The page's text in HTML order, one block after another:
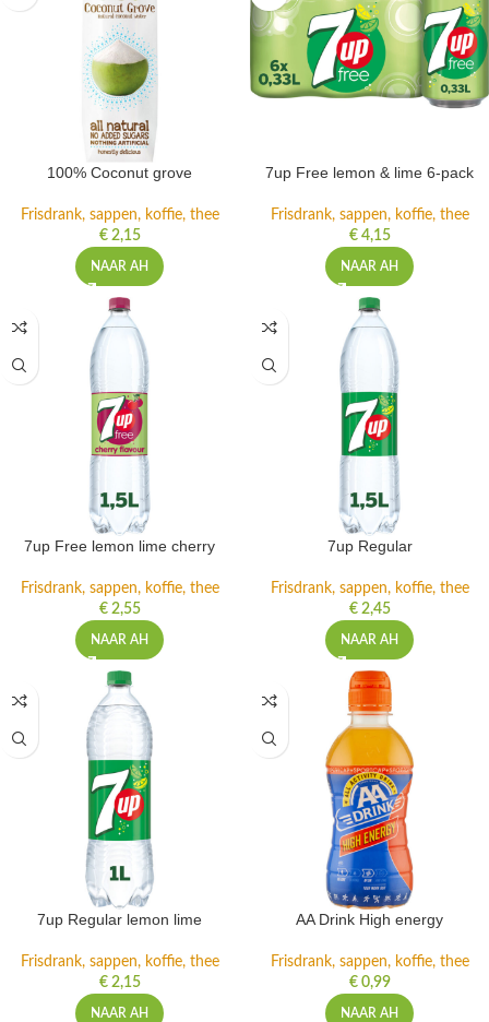
100% Coconut grove
Frisdrank, sappen, koffie, thee
€2,15
NAAR AH
7up Free lemon & lime 6-pack
Frisdrank, sappen, koffie, thee
€4,15
NAAR AH
7up Free lemon lime cherry
Frisdrank, sappen, koffie, thee
€2,55
NAAR AH
7up Regular
Frisdrank, sappen, koffie, thee
€2,45
NAAR AH
7up Regular lemon lime
Frisdrank, sappen, koffie, thee
€2,15
NAAR AH
AA Drink High energy
Frisdrank, sappen, koffie, thee
€0,99
NAAR AH